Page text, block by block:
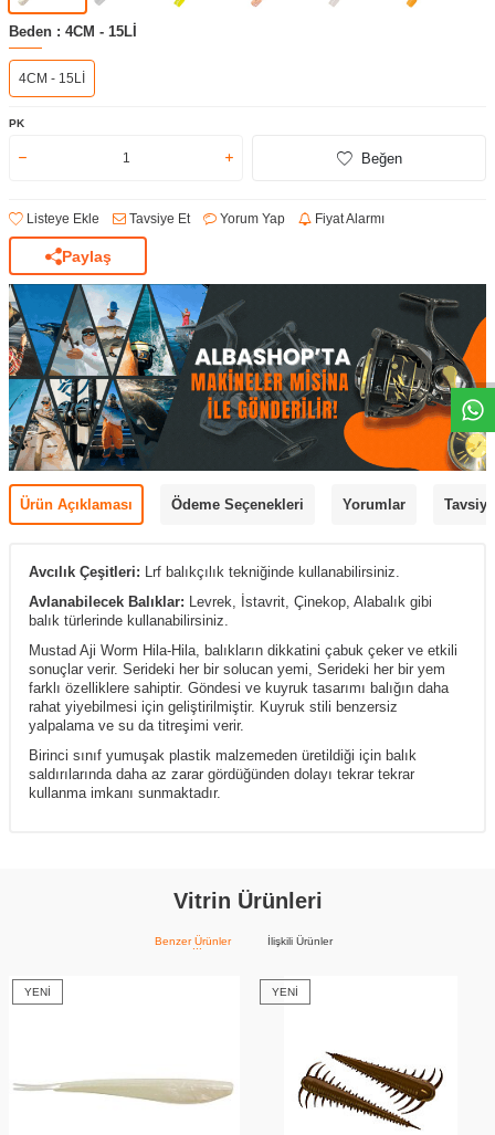
Beden : 4CM - 15Lİ
4CM - 15Lİ
PK
Beğen
Listeye Ekle Tavsiye Et Yorum Yap Fiyat Alarmı
Paylaş
Ürün Açıklaması Ödeme Seçenekleri Yorumlar
Avcılık Çeşitleri: Lrf balıkçılık tekniğinde kullanabilirsiniz.
Avlanabilecek Balıklar: Levrek, İstavrit, Çinekop, Alabalık gibi
balık türlerinde kullanabilirsiniz.
Mustad Aji Worm Hila-Hila, balıkların dikkatini çabuk çeker ve etkili
sonuçlar verir. Serideki her bir solucan yemi, Serideki her bir yem
farklı özelliklere sahiptir. Göndesi ve kuyruk tasarımı balığın daha
rahat yiyebilmesi için geliştirilmiştir. Kuyruk stili benzersiz
yalpalama ve su da titreşimi verir.
Birinci sınıf yumuşak plastik malzemeden üretildiği için balık
saldırılarında daha az zarar gördüğünden dolayı tekrar tekrar
kullanma imkanı sunmaktadır.
Vitrin Ürünleri
Benzer Ürünler İlişkili Ürünler
YENI YENI